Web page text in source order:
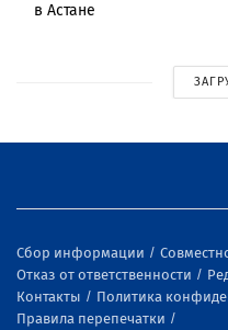
в Астане
Сбор информации
Отказ от ответственности
Контакты
Политика
Правила перепечатки